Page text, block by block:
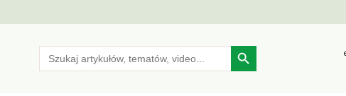
Search
for:
Search Button